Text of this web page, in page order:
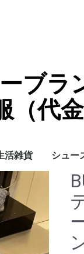
ブラ
（代金
LOUIS
CHANEL
HERMES
GUCCI
DIOR
FENDI
LINEID：
活雑貨
ー/ク
ックス
シュー
レデ
メン
Gucci
Chanel